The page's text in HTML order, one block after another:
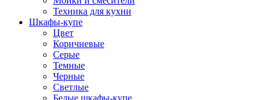
Техника для кухни
Шкафы-купе
Цвет
Коричневые
Серые
Темные
Черные
Светлые
Белые шкафы-купе